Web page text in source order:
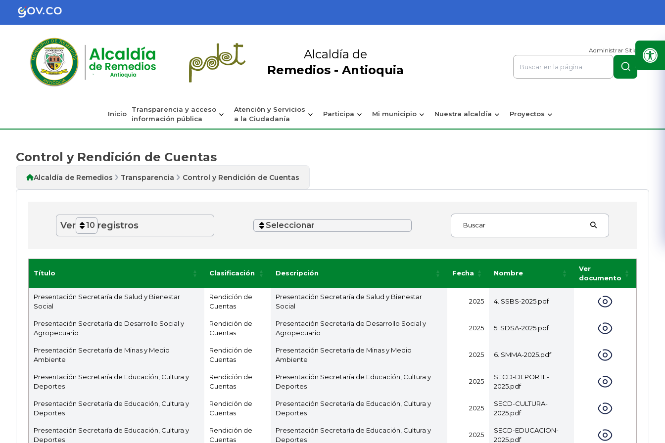
Alcaldía de
Remedios - Antioquia
Administrar Sitio
Inicio
Transparencia y acceso
información pública
Atención y Servicios
a la Ciudadanía
Participa Mi municipio Nuestra alcaldía Proyectos
Control y Rendición de Cuentas
Alcaldía de Remedios Transparencia Control y Rendición de Cuentas
Ver 10 registros Seleccionar Buscar
Título Clasificación Descripción Fecha Nombre
Ver
documento
Presentación Secretaría de Salud y Bienestar
Social
Rendición de
Cuentas
Presentación Secretaría de Salud y Bienestar
Social
2025 4. SSBS-2025.pdf
Presentación Secretaría de Desarrollo Social y
Agropecuario
Rendición de
Cuentas
Presentación Secretaría de Desarrollo Social y
Agropecuario
2025 5. SDSA-2025.pdf
Presentación Secretaría de Minas y Medio
Ambiente
Rendición de
Cuentas
Presentación Secretaría de Minas y Medio
Ambiente
2025 6. SMMA-2025.pdf
Presentación Secretaría de Educación, Cultura y
Deportes
Rendición de
Cuentas
Presentación Secretaría de Educación, Cultura y
Deportes
2025
SECD-DEPORTE-
2025.pdf
Presentación Secretaría de Educación, Cultura y
Deportes
Rendición de
Cuentas
Presentación Secretaría de Educación, Cultura y
Deportes
2025
SECD-CULTURA-
2025.pdf
Presentación Secretaría de Educación, Cultura y
Deportes
Rendición de
Cuentas
Presentación Secretaría de Educación, Cultura y
Deportes
2025
SECD-EDUCACION-
2025.pdf